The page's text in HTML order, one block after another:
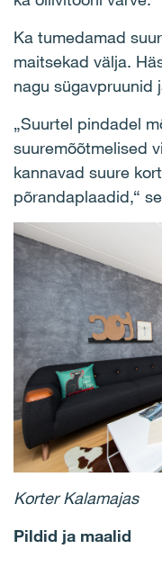
Ka tumedamad
maitsekad välja.
nagu sügavpruunid
„Suurtel pindadel
suuremõõtmelised
kannavad suure
põrandaplaadid,“
Korter Kalamajas
Pildid ja maalid